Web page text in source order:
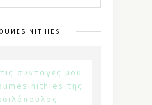
συνταγές μου
της